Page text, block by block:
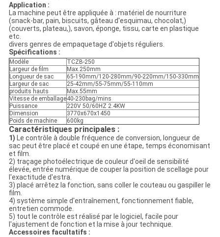
Application :
La machine peut être appliquée à : matériel de nourriture
(snack-bar, pain, biscuits, gâteau d'esquimau, chocolat,)
(couverts, plateau,), savon, éponge, tissu, carte en plastique
etc.
divers genres de empaquetage d'objets réguliers.
Spécifications :
Modèle
TCZB-250
Largeur de film
Max.250mm
Longueur de sac
65-190mm/120-280mm/90-220mm/150-330mm
Largeur de sac
25-42mm/55-75mm/55-110mm
produits hauts
Max.55mm
Vitesse de emballage40-230bag/mins
Puissance
220V 50/60HZ 2.4KW
Dimension
3770x670x1450
Poids de machine
600kg
Caractéristiques principales :
1) Le contrôle à double fréquence de conversion, longueur de
sac peut être placé et coupé en une étape, temps économisant
et film.
2) traçage photoélectrique de couleur d'oeil de sensibilité
élevée, entrée numérique de couper la position de scellage pour
l'exactitude d'estra.
3) placé arrêtez la fonction, sans coller le couteau ou gaspiller le
film.
4) système simple d'entraînement, fonctionnement fiable,
entretien commode.
5) tout le contrôle est réalisé par le logiciel, facile pour
l'ajustement de fonction et la mise à jour technique.
Accessoires facultatifs :